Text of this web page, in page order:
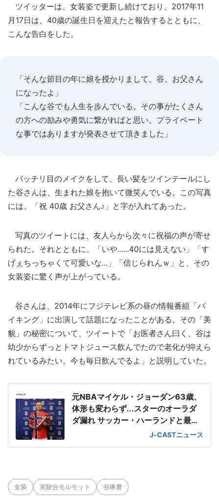
ツイッターは、女装姿で更新し続けており、2017年11
月17日は、40歳の誕生日を迎えたと報告するとともに、
こんな告白をした。
「そんな節目の年に娘を授かりまして、谷、お父さん
になったよ」
「こんな谷でも人生を歩んでいる。その事がたくさん
の方への励みや勇気に繋がればと思い、プライベート
な事ではありますが発表させて頂きました」
パッチリ目のメイクをして、長い髪をツインテールにし
た谷さんは、生まれた娘を抱いて微笑んでいる。この写真
には、「祝 40歳 お父さん♪」と字が入れてあった。
写真のツイートには、友人らから次々に祝福の声が寄せ
られた。それとともに、「いや......40には見えない」「す
げぇちっちゃくて可愛いな...」「信じられんｗ」と、その
女装姿に驚く声が上がっている。
谷さんは、2014年にフジテレビ系の昼の情報番組「バ
イキング」に出演して話題になったことがある。その「美
貌」の秘密について、ツイートで「お医者さん曰く、谷は
幼少からずっとトマトジュース飲んでたので老化が抑えら
れているみたい。今も毎日飲んでるよ」と説明していた。
元NBAマイケル・ジョーダン63歳、
体形も変わらず...スターのオーラダ
ダ漏れ サッカー・ハーランドと最強
J-CASTニュース
女装 実験台モルモット 谷琢磨